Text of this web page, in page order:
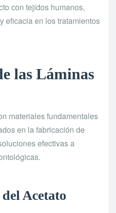
con tejidos humanos,
eficacia en los tratamientos
las Láminas
materiales fundamentales
en la fabricación de
efectivas a
Acetato